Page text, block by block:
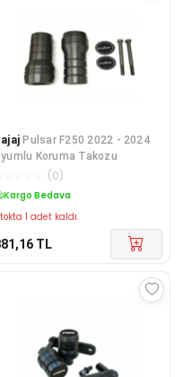
Pulsar F250 2022 - 2024
Koruma Takozu
(0)
Kargo Bedava
1 adet kaldı.
TL